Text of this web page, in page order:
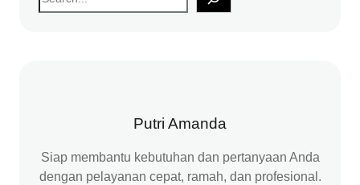
e
Putri Amanda
Siap membantu kebutuhan dan pertanyaan Anda
dengan pelayanan cepat, ramah, dan profesional.